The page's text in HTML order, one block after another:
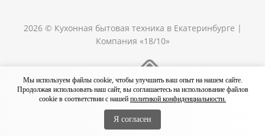
2026 © Кухонная бытовая техника в Екатеринбурге |
Компания «18/10»
Мы используем файлы cookie, чтобы улучшить ваш опыт на нашем сайте.
Продолжая использовать наш сайт, вы соглашаетесь на использование файлов
cookie в соответствии с нашей политикой конфиденциальности.
Я согласен